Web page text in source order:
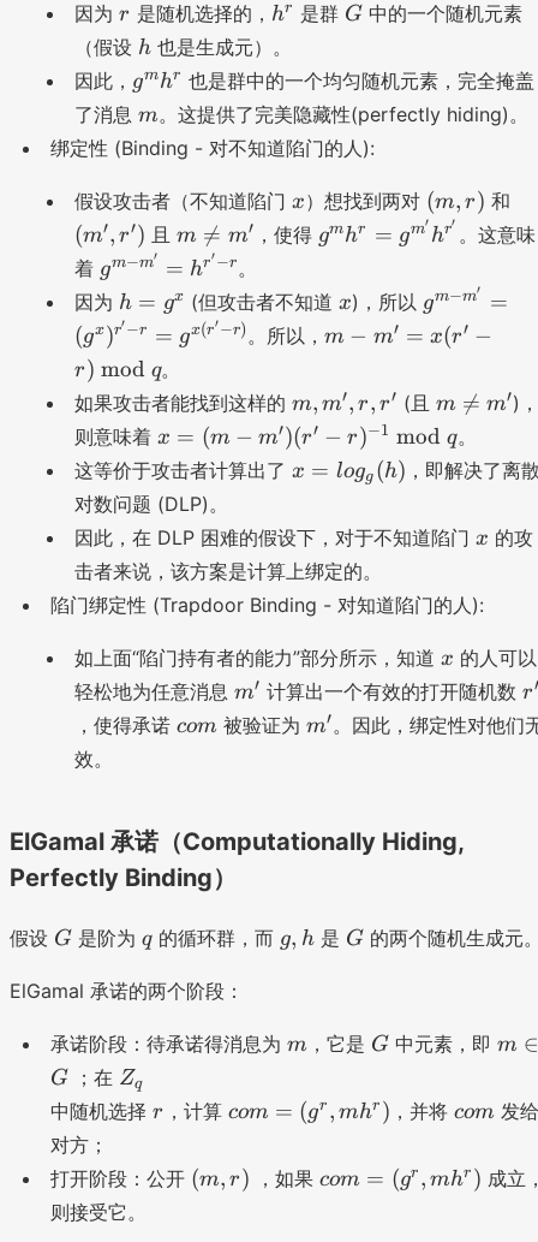
^
{
r'
}
g
^
m
'
+
\
c
d
o
t
}
xr
)x
^
{-
}
\t
ex
t{
m
o
d
q
m
=
g
^
m
^
r
因为 r
r 是随机选择的， h
r
hr 是群 G
G中的一个随机元素
（假设 h
h 也是生成元）。
因此， g
^
h
^
r
gmhr 也是群中的一个均匀随机元素，完全掩盖
了消息 m
m。这提供了完美隐藏性(perfectly hiding)。
绑定性 (Binding - 对不知道陷门的人):
假设攻击者（不知道陷门 x
x）想找到两对 (
m
(m, r) 和
m
',
(m′, r′) 且 m
m
m 
= m′ ，使得 g
h
^
=
g
{
h
r'
}
gmhr = gm′
hr′ 。这意味
着 g
^
{
m
-
m
'}
=
h
^
{
r'
-
}
gm−m′ = hr′−r 。
因为 h
=
^
x
h = gx (但攻击者不知道x
x)，所以 g
^
-
m
'}
g
x
^
{
r'
-
g
x
}
gm−m′
=
(gx)r′−r = gx(r′ −r) 。所以，m
m
'
=
x
' -
r)
\
te
t
{
m
m − m′ = x(r′ −
r) mod q。
如果攻击者能找到这样的 m
,
m
',
r'
m, m′, r, r′ (且 m
\
e
'
m 
= m′)
则意味着 x
=
(
m
-
m
')
'-
r)
^
{-
te
x
{
o
}
x = (m − m′)(r′ − r)−1 mod q。
这等价于攻击者计算出了 x
g
_
g
h
)
x = logg (h) ，即解决了离
对数问题 (DLP)。
因此，在 DLP 困难的假设下，对于不知道陷门 x
x 的攻
击者来说，该方案是计算上绑定的。
陷门绑定性 (Trapdoor Binding - 对知道陷门的人):
如上面“陷门持有者的能力”部分所示，知道 x
x 的人可以
轻松地为任意消息 m
'
m′ 计算出一个有效的打开随机数 r
'
r′
，使得承诺 c
com 被验证为 m
m′。因此，绑定性对他们
效。
ElGamal 承诺（Computationally Hiding,
Perfectly Binding）
假设 G
G 是阶为 q
q的循环群，而 g
g, h是 G
G的两个随机生成元
ElGamal 承诺的两个阶段：
承诺阶段：待承诺得消息为 m
m ，它是 G
G 中元素，即 m
G
m
G ；在 Z
_
q
Zq
中随机选择 r
r ，计算 c
m
=
com = (gr , mhr ) ，并将c
com 发
对方；
打开阶段：公开 (
(m, r) ，如果 c
com = (gr , mhr ) 成立
则接受它。